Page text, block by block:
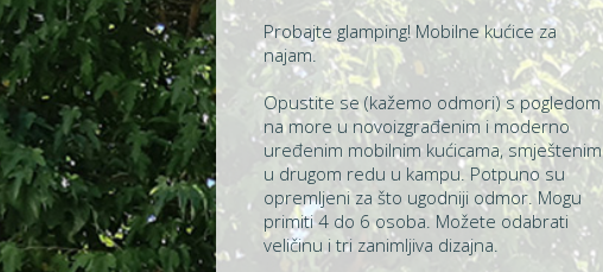
Probajte glamping! Mobilne kućice za
najam.
Opustite se (kažemo odmori) s pogledom
na more u novoizgrađenim i moderno
uređenim mobilnim kućicama, smještenim
u drugom redu u kampu. Potpuno su
opremljeni za što ugodniji odmor. Mogu
primiti 4 do 6 osoba. Možete odabrati
veličinu i tri zanimljiva dizajna.